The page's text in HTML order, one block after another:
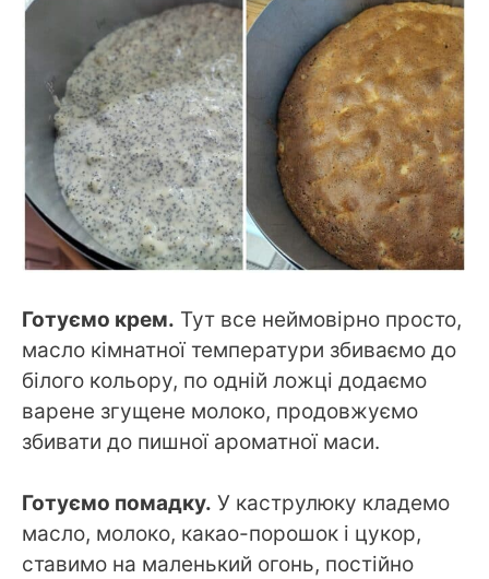
Готуємо крем. Тут все неймовірно просто,
масло кімнатної температури збиваємо до
білого кольору, по одній ложці додаємо
варене згущене молоко, продовжуємо
збивати до пишної ароматної маси.
Готуємо помадку. У каструлюку кладемо
масло, молоко, какао-порошок і цукор,
ставимо на маленький огонь, постійно